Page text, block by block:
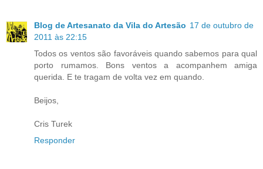
Blog de Artesanato da Vila do Artesão 17 de outubro de
2011 às 22:15
Todos os ventos são favoráveis quando sabemos para qual
porto rumamos. Bons ventos a acompanhem amiga
querida. E te tragam de volta vez em quando.
Beijos,
Cris Turek
Responder